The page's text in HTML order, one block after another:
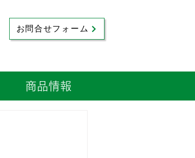
お問合せフォーム
商品情報